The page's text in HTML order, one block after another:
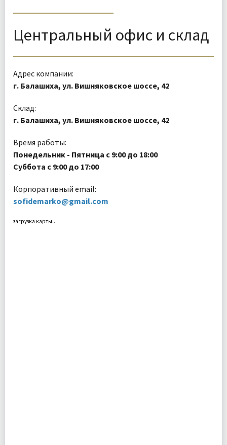
Центральный офис и склад
Адрес компании:
г. Балашиха, ул. Вишняковское шоссе, 42
Склад:
г. Балашиха, ул. Вишняковское шоссе, 42
Время работы:
Понедельник - Пятница с 9:00до 18:00
Суббота с 9:00до 17:00
Корпоративный email:
sofidemarko@gmail.com
загрузка карты...